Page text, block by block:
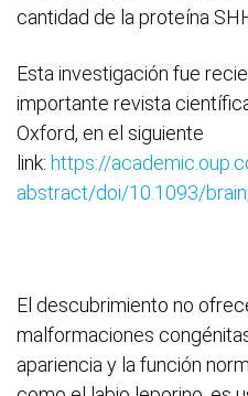
cantidad de la proteína
Esta investigación fue
importante revista
Oxford, en el siguiente
link: https://
abstract/doi/10.1093/
El descubrimiento no
malformaciones
apariencia y la función